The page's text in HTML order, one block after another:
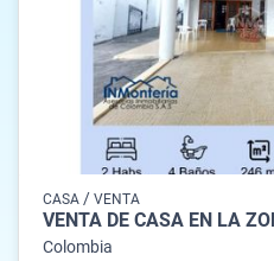
CASA / VENTA
Colombia